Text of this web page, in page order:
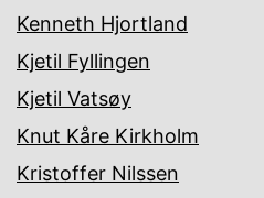
Kenneth Hjortland
Kjetil Fyllingen
Kjetil Vatsøy
Knut Kåre Kirkholm
Kristoffer Nilssen